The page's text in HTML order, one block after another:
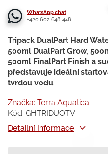
WhatsApp chat
+420 602 648 448
Tripack DualPart Hard
500ml DualPart Grow,
500ml FinalPart Finish a
představuje ideální
tvrdou vodu.
Detailní informace
Značka: Terra Aquatica
Kód: GHTRIDUOTV